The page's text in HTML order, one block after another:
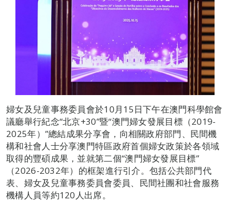
婦女及兒童事務委員會於10月15日下午在澳門科學館會
議廳舉行紀念“北京+30”暨“澳門婦女發展目標（2019-
2025年）”總結成果分享會，向相關政府部門、民間機
構和社會人士分享澳門特區政府首個婦女政策於各領域
取得的豐碩成果，並就第二個“澳門婦女發展目標”
（2026-2032年）的框架進行引介。包括公共部門代
表、婦女及兒童事務委員會委員、民間社團和社會服務
機構人員等約120人出席。